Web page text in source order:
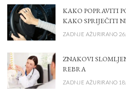
KAKO POPRAVITI
KAKO SPRIJEČITI
ZADNJE AŽURIRANO
ZNAKOVI
REBRA
ZADNJE AŽURIRANO